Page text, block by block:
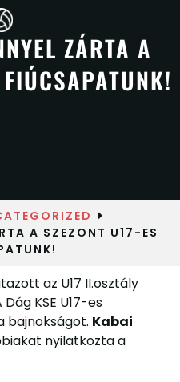
ZÁRTA A
A SZEZONT U17-ES
az U17 II.osztály
KSE U17-es
bajnokságot. Kabai
nyilatkozta a